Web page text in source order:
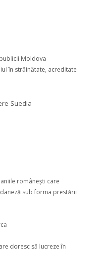
Moldova
în străinătate, acreditate
Suedia
româneşti care
sub forma prestării
doresc să lucreze în